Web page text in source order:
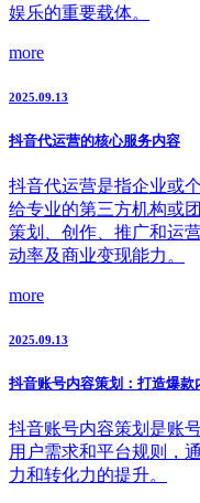
娱乐的重要载体。
more
2025.09.13
抖音代运营的核心服务内容
抖音代运营是指企业或
给专业的第三方机构或
策划、创作、推广和运
动率及商业变现能力。
more
2025.09.13
抖音账号内容策划：打造爆款
抖音账号内容策划是账
用户需求和平台规则，
力和转化力的提升。